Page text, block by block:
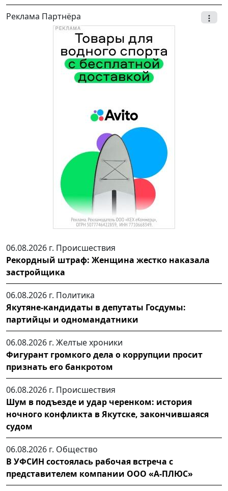
Реклама Партнёра
06.08.2026 г. Происшествия
Рекордный штраф: Женщина жестко наказала
застройщика
06.08.2026 г. Политика
Якутяне-кандидаты в депутаты Госдумы:
партийцы и одномандатники
06.08.2026 г. Желтые хроники
Фигурант громкого дела о коррупции просит
признать его банкротом
06.08.2026 г. Происшествия
Шум в подъезде и удар черенком: история
ночного конфликта в Якутске, закончившаяся
судом
06.08.2026 г. Общество
В УФСИН состоялась рабочая встреча с
представителем компании ООО «А-ПЛЮС»